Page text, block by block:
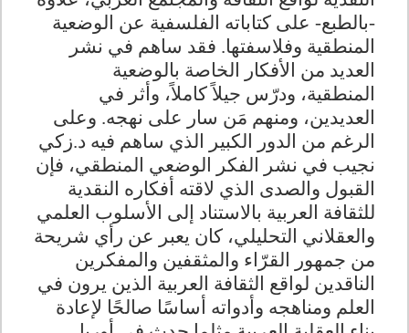
-بالطبع- على كتاباته الفلسفية عن الوضعية
المنطقية وفلاسفتها. فقد ساهم في نشر
العديد من الأفكار الخاصة بالوضعية
المنطقية، ودرّس جيلاً كاملاً، وأثر في
العديدين، ومنهم مَن سار على نهجه. وعلى
الرغم من الدور الكبير الذي ساهم فيه د.زكي
نجيب في نشر الفكر الوضعي المنطقي، فإن
القبول والصدى الذي لاقته أفكاره النقدية
للثقافة العربية بالاستناد إلى الأسلوب العلمي
والعقلاني التحليلي، كان يعبر عن رأي شريحة
من جمهور القرّاء والمثقفين والمفكرين
الناقدين لواقع الثقافة العربية الذين يرون في
العلم ومناهجه وأدواته أساسًا صالحًا لإعادة